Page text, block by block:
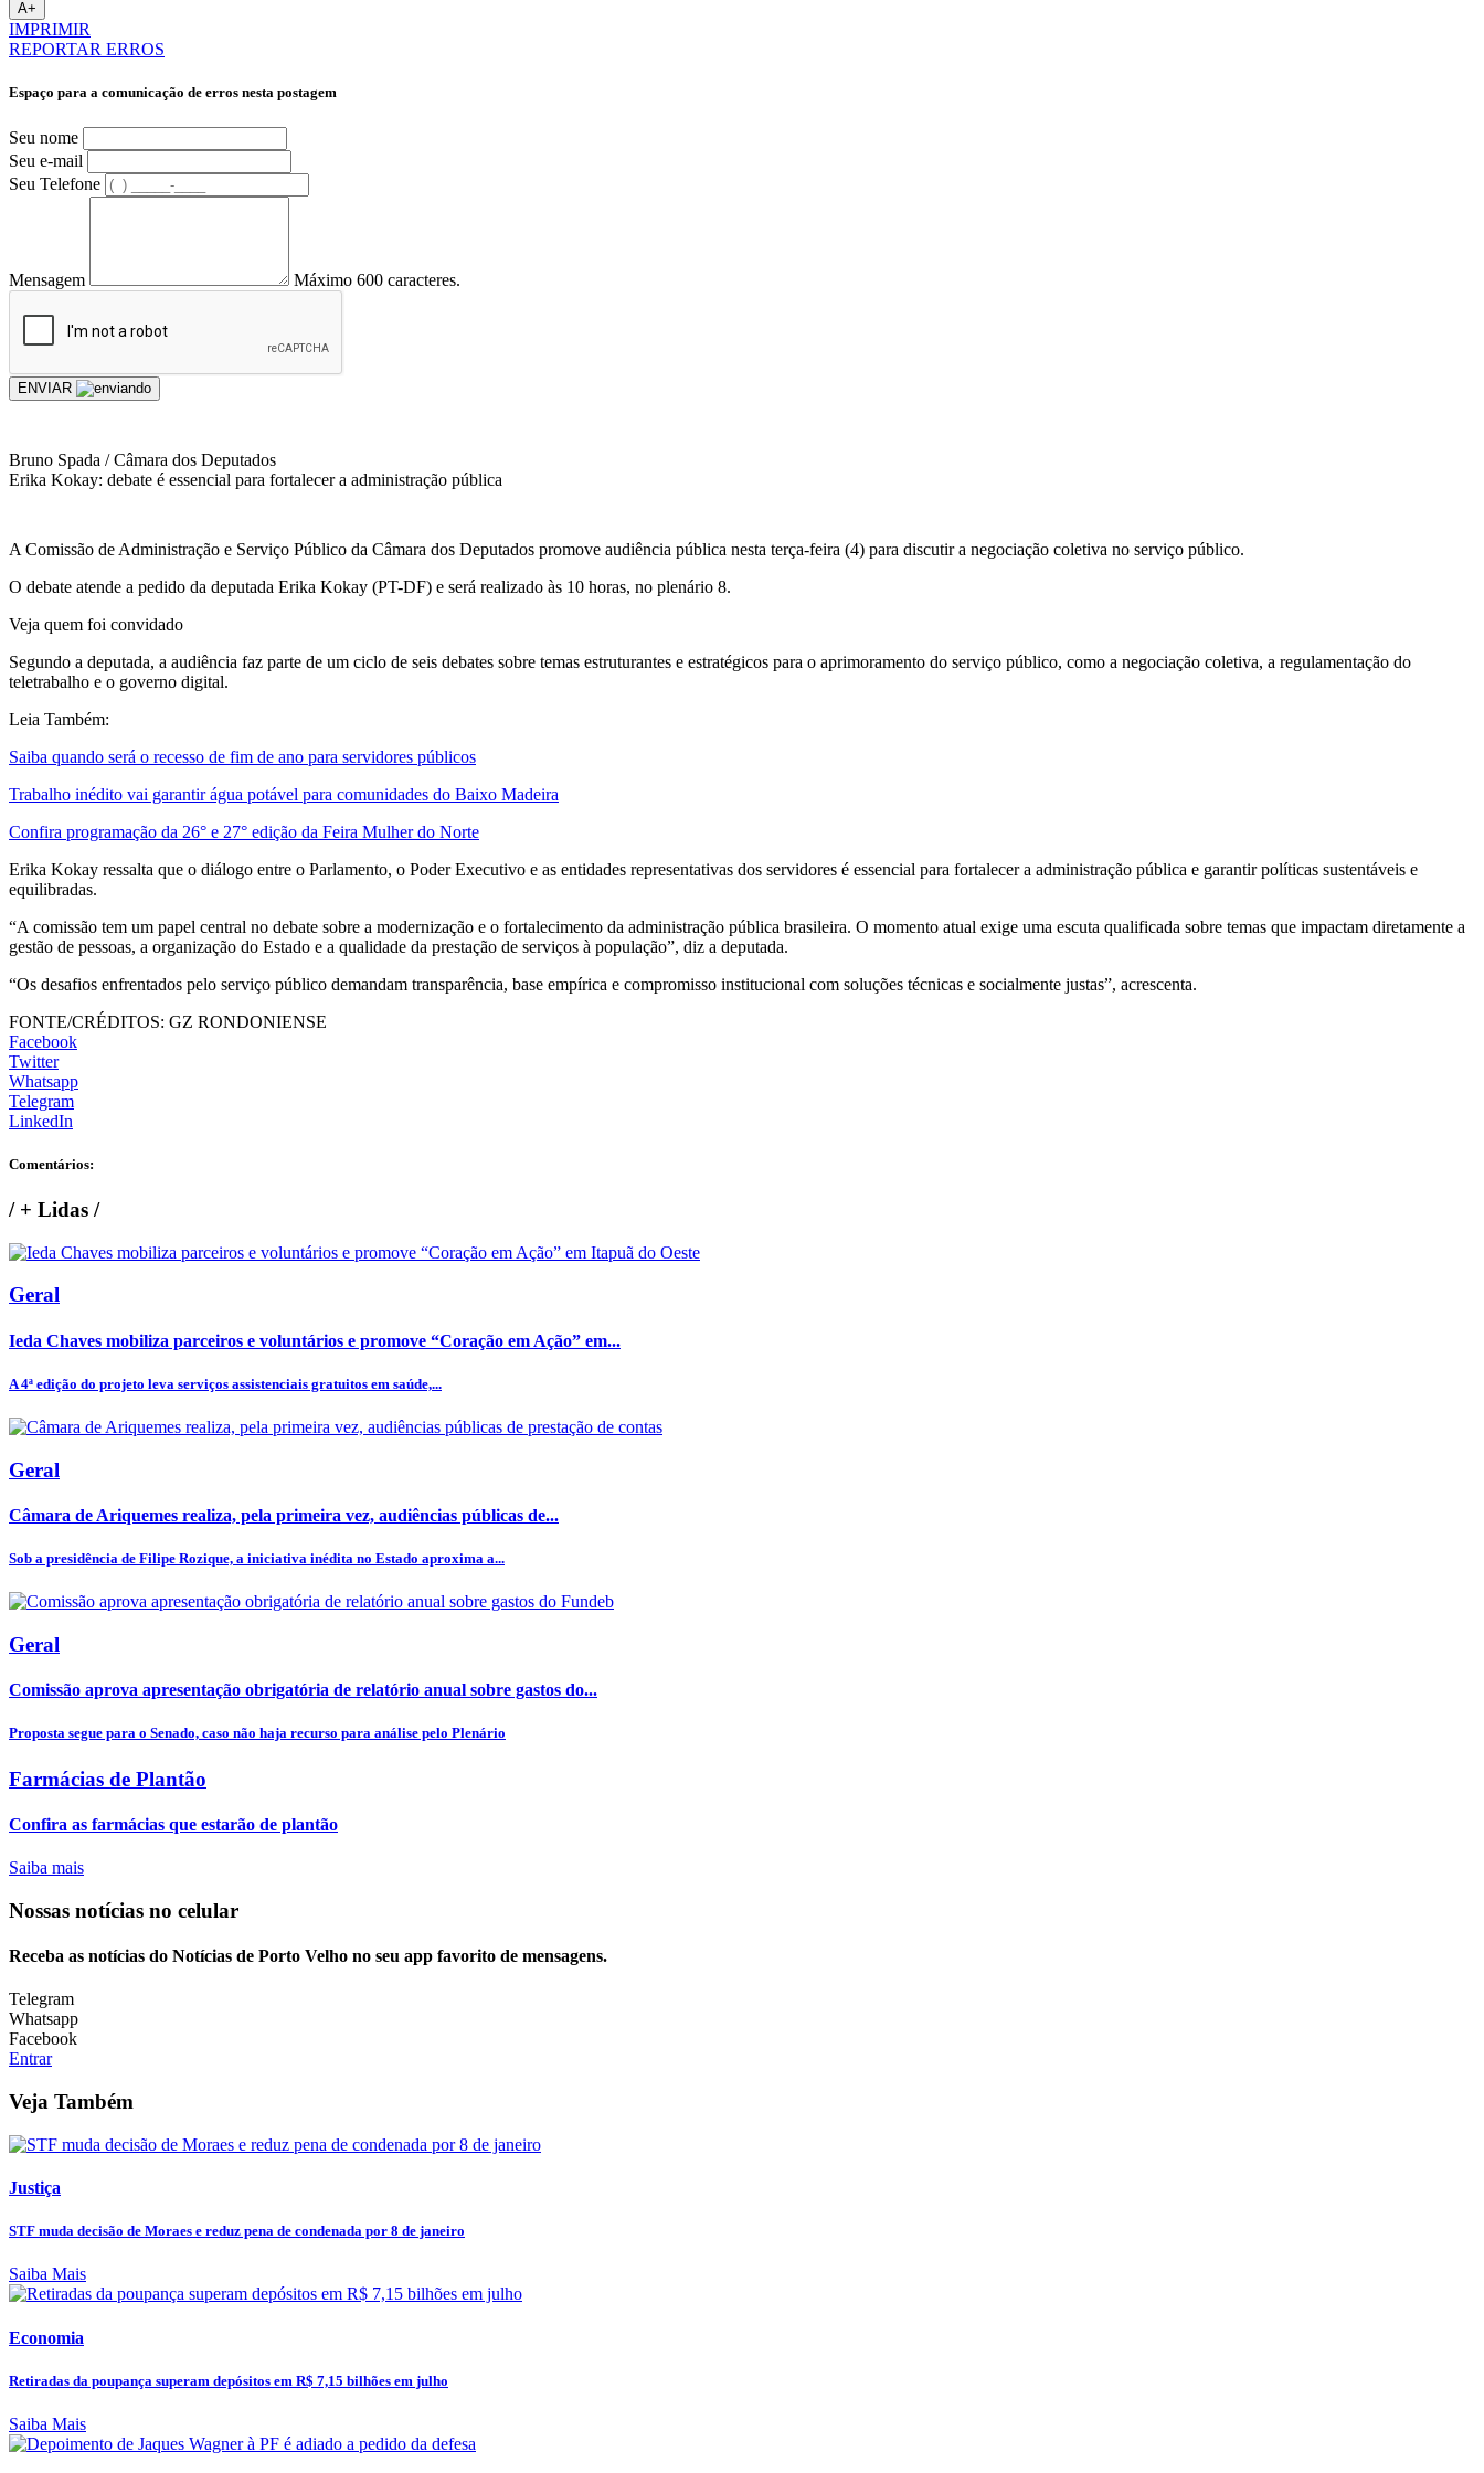
A+
IMPRIMIR
REPORTAR ERROS
Espaço para a comunicação de erros nesta postagem
Seu nome
Seu e-mail
Seu Telefone
Mensagem Máximo 600 caracteres.
ENVIAR
Bruno Spada / Câmara dos Deputados
Erika Kokay: debate é essencial para fortalecer a administração pública
A Comissão de Administração e Serviço Público da Câmara dos Deputados promove audiência pública nesta terça-feira (4) para discutir a negociação coletiva no serviço público.
O debate atende a pedido da deputada Erika Kokay (PT-DF) e será realizado às 10 horas, no plenário 8.
Veja quem foi convidado
Segundo a deputada, a audiência faz parte de um ciclo de seis debates sobre temas estruturantes e estratégicos para o aprimoramento do serviço público, como a negociação coletiva, a regulamentação do
teletrabalho e o governo digital.
Leia Também:
Saiba quando será o recesso de fim de ano para servidores públicos
Trabalho inédito vai garantir água potável para comunidades do Baixo Madeira
Confira programação da 26° e 27° edição da Feira Mulher do Norte
Erika Kokay ressalta que o diálogo entre o Parlamento, o Poder Executivo e as entidades representativas dos servidores é essencial para fortalecer a administração pública e garantir políticas sustentáveis e
equilibradas.
“A comissão tem um papel central no debate sobre a modernização e o fortalecimento da administração pública brasileira. O momento atual exige uma escuta qualificada sobre temas que impactam diretamente a
gestão de pessoas, a organização do Estado e a qualidade da prestação de serviços à população”, diz a deputada.
“Os desafios enfrentados pelo serviço público demandam transparência, base empírica e compromisso institucional com soluções técnicas e socialmente justas”, acrescenta.
FONTE/CRÉDITOS: GZ RONDONIENSE
Facebook
Twitter
Whatsapp
Telegram
LinkedIn
Comentários:
/+ Lidas /
Geral
Ieda Chaves mobiliza parceiros e voluntários e promove “Coração em Ação” em...
A 4ª edição do projeto leva serviços assistenciais gratuitos em saúde,...
Geral
Câmara de Ariquemes realiza, pela primeira vez, audiências públicas de...
Sob a presidência de Filipe Rozique, a iniciativa inédita no Estado aproxima a...
Geral
Comissão aprova apresentação obrigatória de relatório anual sobre gastos do...
Proposta segue para o Senado, caso não haja recurso para análise pelo Plenário
Farmácias de Plantão
Confira as farmácias que estarão de plantão
Saiba mais
Nossas notícias no celular
Receba as notícias do Notícias de Porto Velho no seu app favorito de mensagens.
Telegram
Whatsapp
Facebook
Entrar
Veja Também
Justiça
STF muda decisão de Moraes e reduz pena de condenada por 8 de janeiro
Saiba Mais
Economia
Retiradas da poupança superam depósitos em R$ 7,15 bilhões em julho
Saiba Mais